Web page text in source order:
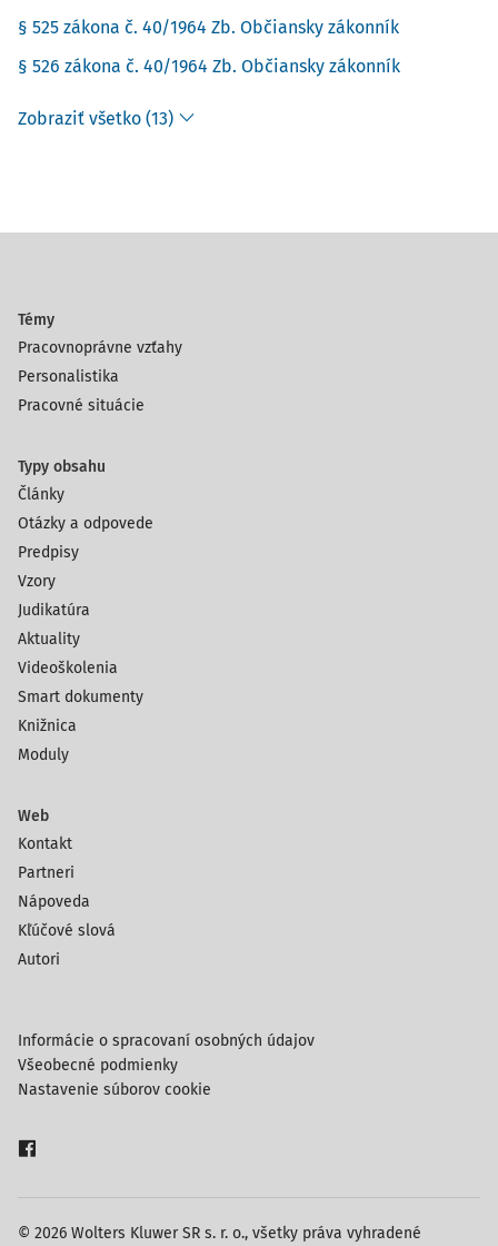
§ 525 zákona č. 40/1964 Zb. Občiansky zákonník
§ 526 zákona č. 40/1964 Zb. Občiansky zákonník
Zobraziť všetko (13)
Témy
Pracovnoprávne vzťahy
Personalistika
Pracovné situácie
Typy obsahu
Články
Otázky a odpovede
Predpisy
Vzory
Judikatúra
Aktuality
Videoškolenia
Smart dokumenty
Knižnica
Moduly
Web
Kontakt
Partneri
Nápoveda
Kľúčové slová
Autori
© 2026 Wolters Kluwer SR s. r. o., všetky práva vyhradené
Informácie o spracovaní osobných údajov
Všeobecné podmienky
Nastavenie súborov cookie